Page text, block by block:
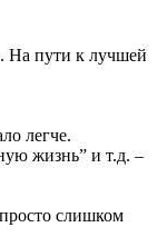
На пути к лучшей
легче.
жизнь” и т.д. –
слишком